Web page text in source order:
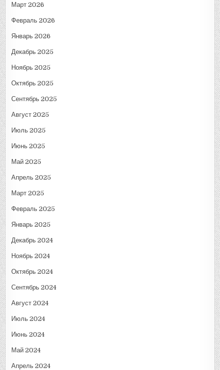
Март 2026
Февраль 2026
Январь 2026
Декабрь 2025
Ноябрь 2025
Октябрь 2025
Сентябрь 2025
Август 2025
Июль 2025
Июнь 2025
Май 2025
Апрель 2025
Март 2025
Февраль 2025
Январь 2025
Декабрь 2024
Ноябрь 2024
Октябрь 2024
Сентябрь 2024
Август 2024
Июль 2024
Июнь 2024
Май 2024
Апрель 2024